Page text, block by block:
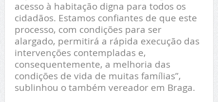
acesso à habitação digna para todos os
cidadãos. Estamos confiantes de que este
processo, com condições para ser
alargado, permitirá a rápida execução das
intervenções contempladas e,
consequentemente, a melhoria das
condições de vida de muitas famílias”,
sublinhou o também vereador em Braga.